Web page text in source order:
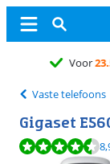
Vaste telefoons
Gigaset
Beoordeling is 8,9